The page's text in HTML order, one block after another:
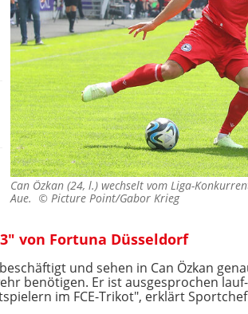
Can Özkan (24, l.) wechselt vom Liga-
Aue. © Picture Point/Gabor Krieg
von Fortuna Düsseldorf
und sehen in Can Özkan
benötigen. Er ist ausgesprochen
im FCE-Trikot", erklärt